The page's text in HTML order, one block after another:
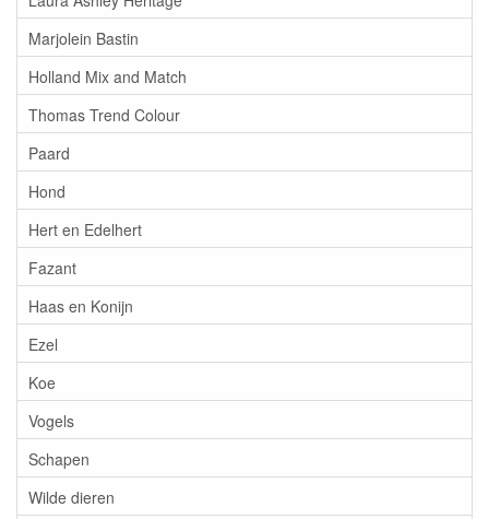
Marjolein Bastin
Holland Mix and Match
Thomas Trend Colour
Paard
Hond
Hert en Edelhert
Fazant
Haas en Konijn
Ezel
Koe
Vogels
Schapen
Wilde dieren